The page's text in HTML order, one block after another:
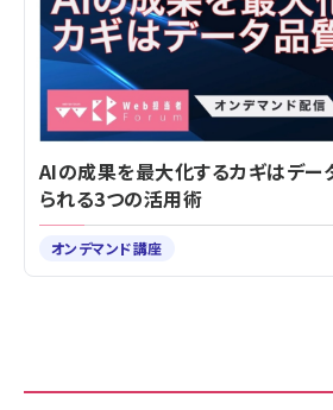
AIの成果を最大化するカギはデー
られる3つの活用術
オンデマンド講座